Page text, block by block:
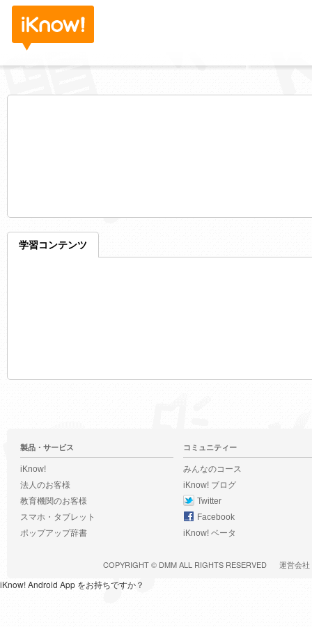
学習コンテンツ
製品・サービス
iKnow!
法人のお客様
教育機関のお客様
スマホ・タブレット
ポップアップ辞書
コミュニティー
みんなのコース
iKnow! ブログ
Twitter
Facebook
iKnow! ベータ
COPYRIGHT © DMMALL RIGHTS RESERVED 運営会社
iKnow! Android App をお持ちですか？